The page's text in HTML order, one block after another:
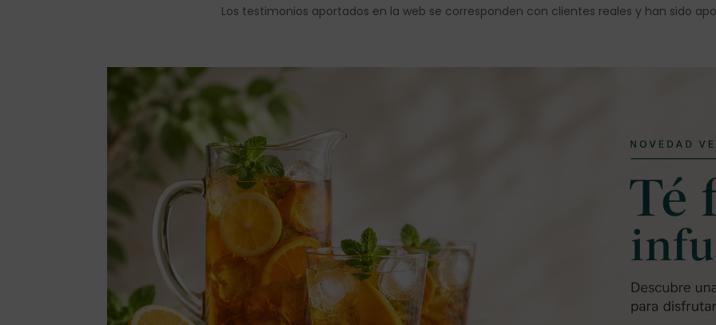
Los testimonios aportados en la web se corresponden con clientes reales y han sido